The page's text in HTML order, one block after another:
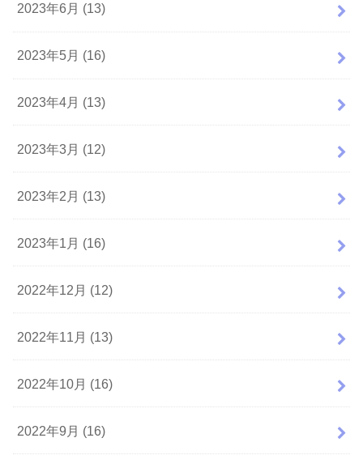
2023年6月 (13)
2023年5月 (16)
2023年4月 (13)
2023年3月 (12)
2023年2月 (13)
2023年1月 (16)
2022年12月 (12)
2022年11月 (13)
2022年10月 (16)
2022年9月 (16)